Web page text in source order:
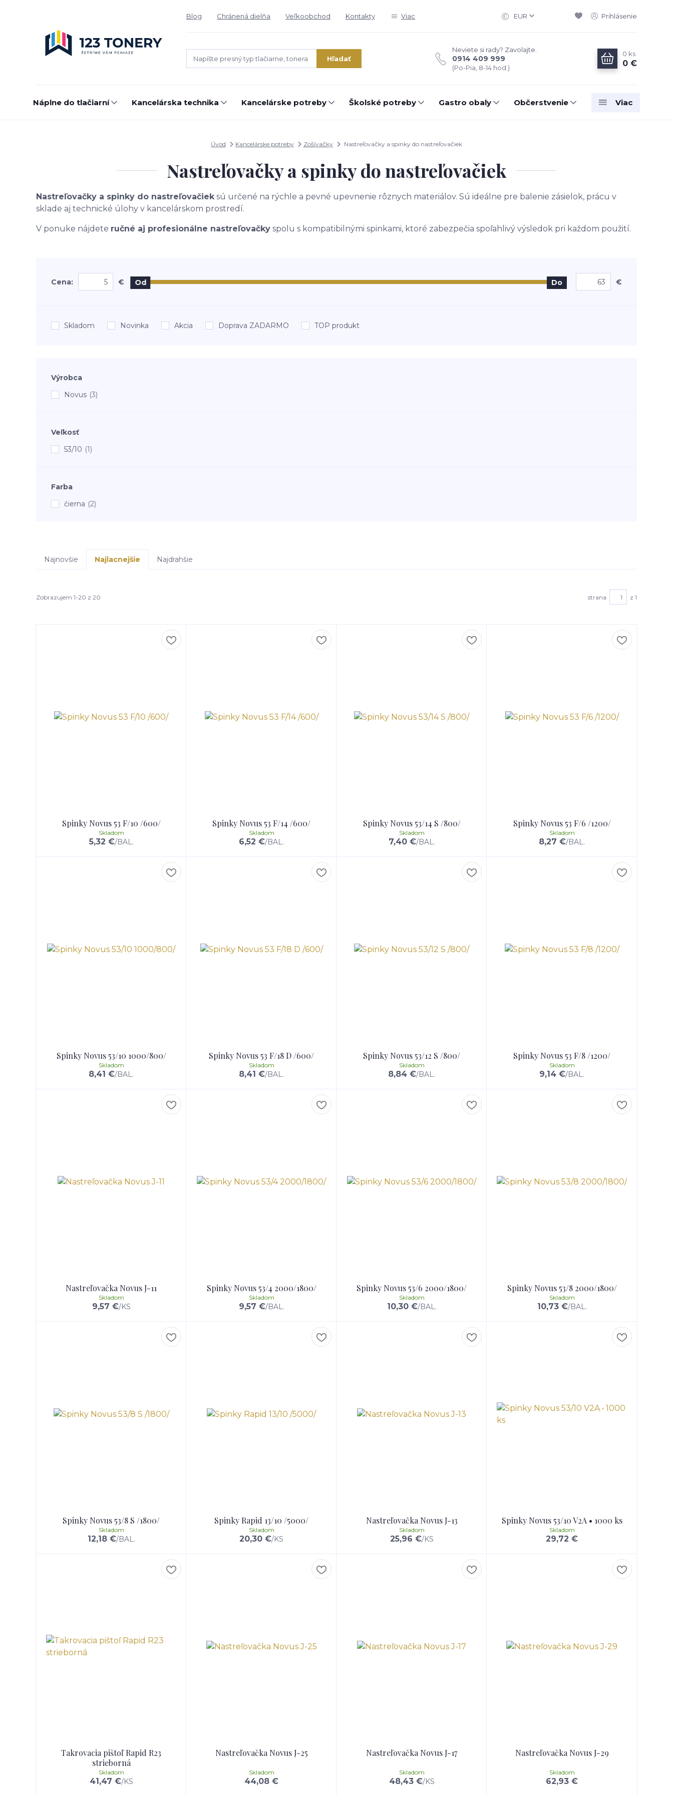
Blog Chránená dielňa Veľkoobchod Kontakty Viac EUR Prihlásenie
Hľadať
Neviete si rady? Zavolajte.
0914 409 999
(Po-Pia, 8-14 hod.)
0 ks
0 €
Náplne do tlačiarní Kancelárska technika Kancelárske potreby Školské potreby Gastro obaly Občerstvenie Viac
Úvod Kancelárske potreby Zošívačky Nastreľovačky a spinky do nastreľovačiek
Nastreľovačky a spinky do nastreľovačiek
Nastreľovačky a spinky do nastreľovačieksú určené na rýchle a pevné upevnenie rôznych materiálov. Sú ideálne pre balenie zásielok, prácu v
sklade aj technické úlohy v kancelárskom prostredí.
V ponuke nájdete ručné aj profesionálne nastreľovačky spolu s kompatibilnými spinkami, ktoré zabezpečia spoľahlivý výsledok pri každom použití.
Cena: € Od Do €
Skladom Novinka Akcia Doprava ZADARMO TOP produkt
Výrobca
Novus (3)
Veľkosť
53/10 (1)
Farba
čierna (2)
Najnovšie Najlacnejšie Najdrahšie
Zobrazujem 1-20 z 20 strana z 1
Spinky Novus 53 F/10 /600/
5,32 €/BAL.
Skladom
Spinky Novus 53 F/14 /600/
6,52 €/BAL.
Skladom
Spinky Novus 53/14 S /800/
7,40 €/BAL.
Skladom
Spinky Novus 53 F/6 /1200/
8,27 €/BAL.
Skladom
Spinky Novus 53/10 1000/800/
8,41 €/BAL.
Skladom
Spinky Novus 53 F/18 D /600/
8,41 €/BAL.
Skladom
Spinky Novus 53/12 S /800/
8,84 €/BAL.
Skladom
Spinky Novus 53 F/8 /1200/
9,14 €/BAL.
Skladom
Nastreľovačka Novus J-11
9,57 €/KS
Skladom
Spinky Novus 53/4 2000/1800/
9,57 €/BAL.
Skladom
Spinky Novus 53/6 2000/1800/
10,30 €/BAL.
Skladom
Spinky Novus 53/8 2000/1800/
10,73 €/BAL.
Skladom
Spinky Novus 53/8 S /1800/
12,18 €/BAL.
Skladom
Spinky Rapid 13/10 /5000/
20,30 €/KS
Skladom
Nastreľovačka Novus J-13
25,96 €/KS
Skladom
Spinky Novus 53/10 V2A • 1000 ks
29,72 €
Skladom
Takrovacia pištoľ Rapid R23
strieborná
41,47 €/KS
Skladom
Nastreľovačka Novus J-25
44,08 €
Skladom
Nastreľovačka Novus J-17
48,43 €/KS
Skladom
Nastreľovačka Novus J-29
62,93 €
Skladom